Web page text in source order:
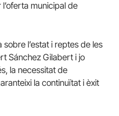
municipal de
l’estat i reptes de les
Sánchez Gilabert i jo
la necessitat de
la continuïtat i èxit